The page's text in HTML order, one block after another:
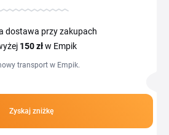
dostawa przy zakupach
150 złw Empik
transport w Empik.
Zyskaj zniżkę